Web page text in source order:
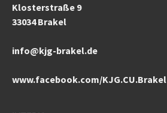
Klosterstraße 9
33034 Brakel
info@kjg-brakel.de
www.facebook.com/KJG.CU.Brakel